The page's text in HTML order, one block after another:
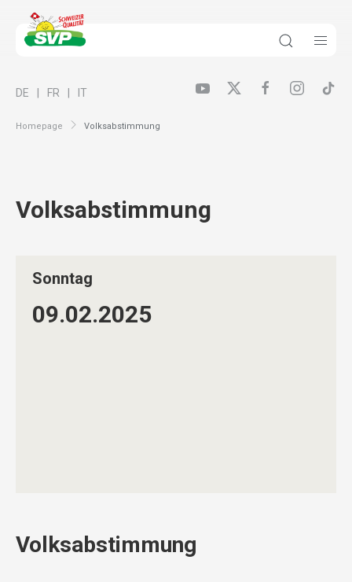
Homepage Volksabstimmung
DE FR IT
Volksabstimmung
Sonntag
09.02.2025
Volksabstimmung